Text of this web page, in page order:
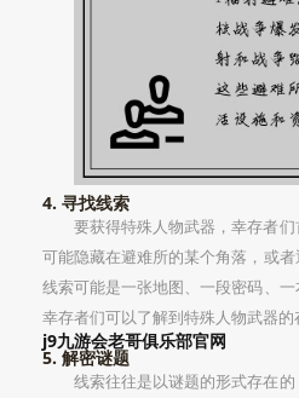
4. 寻找线索
要获得特殊人物武器，幸存者
可能隐藏在避难所的某个角落，或者
线索可能是一张地图、一段密码、
幸存者们可以了解到特殊人物武器的
j9九游会老哥俱乐部官网
5. 解密谜题
线索往往是以谜题的形式存在